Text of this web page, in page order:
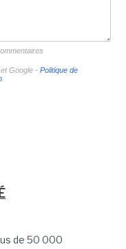
Google - Politique de
de 50 000